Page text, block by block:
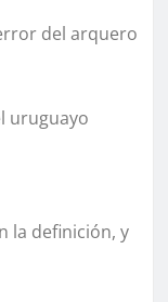
del arquero
uruguayo
la definición, y